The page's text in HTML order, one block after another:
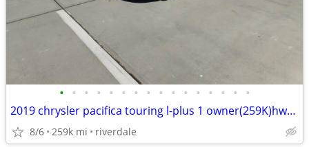
• • • • • • • • • • • • • • • •
2019 chrysler pacifica touring l-plus 1 owner(259K)hwy mi loaded sharp
8/6 259k mi riverdale